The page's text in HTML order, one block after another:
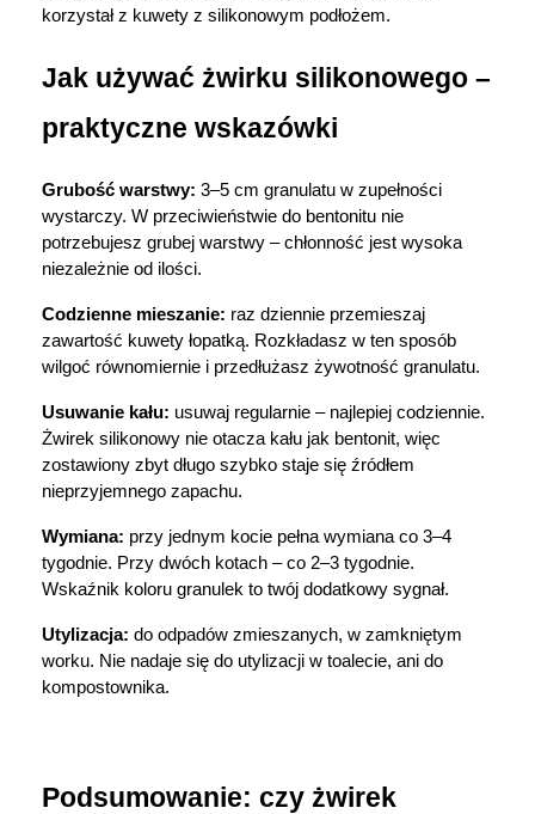
korzystał z kuwety z silikonowym podłożem.
Jak używać żwirku silikonowego –
praktyczne wskazówki
Grubość warstwy: 3–5 cm granulatu w zupełności
wystarczy. W przeciwieństwie do bentonitu nie
potrzebujesz grubej warstwy – chłonność jest wysoka
niezależnie od ilości.
Codzienne mieszanie: raz dziennie przemieszaj
zawartość kuwety łopatką. Rozkładasz w ten sposób
wilgoć równomiernie i przedłużasz żywotność granulatu.
Usuwanie kału: usuwaj regularnie – najlepiej codziennie.
Żwirek silikonowy nie otacza kału jak bentonit, więc
zostawiony zbyt długo szybko staje się źródłem
nieprzyjemnego zapachu.
Wymiana: przy jednym kocie pełna wymiana co 3–4
tygodnie. Przy dwóch kotach – co 2–3 tygodnie.
Wskaźnik koloru granulek to twój dodatkowy sygnał.
Utylizacja: do odpadów zmieszanych, w zamkniętym
worku. Nie nadaje się do utylizacji w toalecie, ani do
kompostownika.
Podsumowanie: czy żwirek